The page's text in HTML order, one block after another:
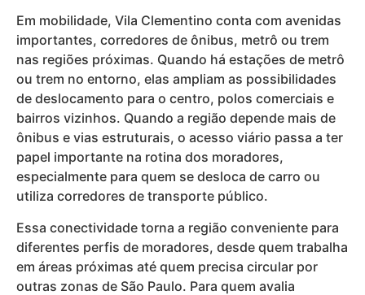
Em mobilidade, Vila Clementino conta com avenidas
importantes, corredores de ônibus, metrô ou trem
nas regiões próximas. Quando há estações de metrô
ou trem no entorno, elas ampliam as possibilidades
de deslocamento para o centro, polos comerciais e
bairros vizinhos. Quando a região depende mais de
ônibus e vias estruturais, o acesso viário passa a ter
papel importante na rotina dos moradores,
especialmente para quem se desloca de carro ou
utiliza corredores de transporte público.
Essa conectividade torna a região conveniente para
diferentes perfis de moradores, desde quem trabalha
em áreas próximas até quem precisa circular por
outras zonas de São Paulo. Para quem avalia